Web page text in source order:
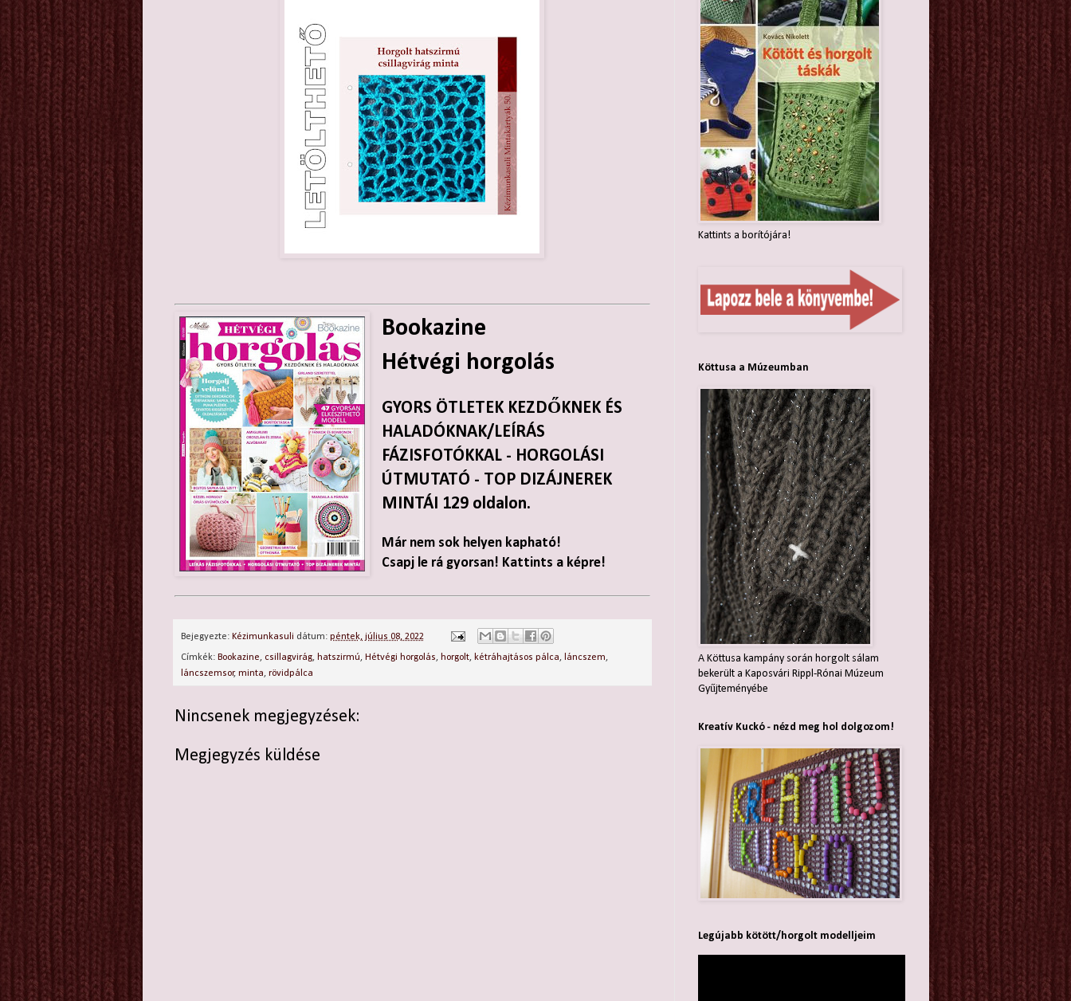
Bookazine
Hétvégi horgolás
GYORS ÖTLETEK KEZDŐKNEK ÉS
HALADÓKNAK/LEÍRÁS
FÁZISFOTÓKKAL - HORGOLÁSI
ÚTMUTATÓ - TOP DIZÁJNEREK
MINTÁI 129 oldalon.
Már nem sok helyen kapható!
Csapj le rá gyorsan! Kattints a képre!
Bejegyezte: Kézimunkasuli dátum: péntek, július 08, 2022
Címkék: Bookazine, csillagvirág, hatszirmú, Hétvégi horgolás, horgolt, kétráhajtásos pálca, láncszem,
láncszemsor, minta, rövidpálca
Nincsenek megjegyzések:
Megjegyzés küldése
Kattints a borítójára!
Köttusa a Múzeumban
A Köttusa kampány során horgolt sálam
bekerült a Kaposvári Rippl-Rónai Múzeum
Gyűjteményébe
Kreatív Kuckó - nézd meg hol dolgozom!
Legújabb kötött/horgolt modelljeim